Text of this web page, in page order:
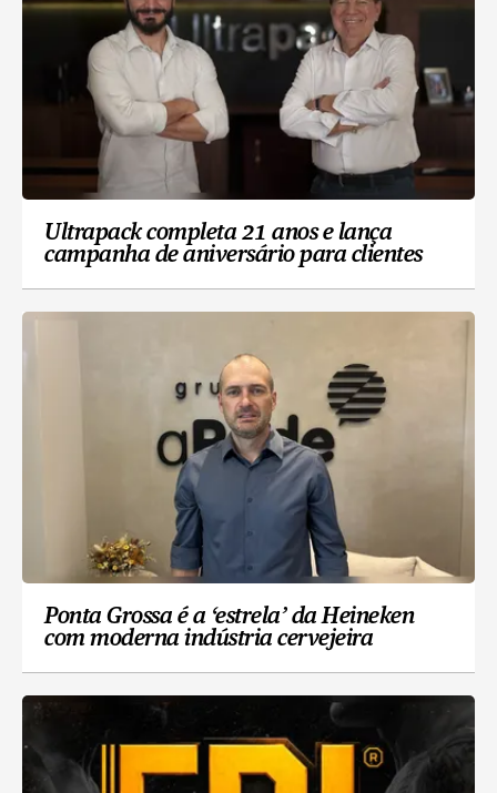
Ultrapack completa 21 anos e lança
campanha de aniversário para clientes
Ponta Grossa é a ‘estrela’ da Heineken
com moderna indústria cervejeira